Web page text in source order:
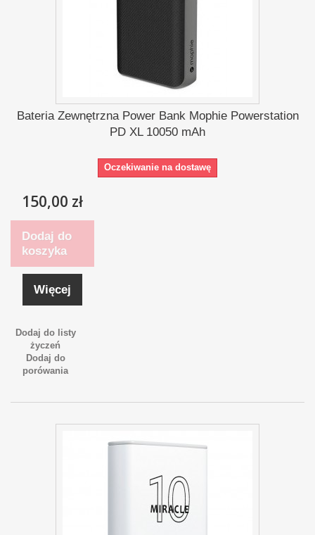
Bateria Zewnętrzna Power Bank Mophie Powerstation
PD XL 10050 mAh
Oczekiwanie na dostawę
150,00 zł
Dodaj do
koszyka
Więcej
Dodaj do listy
życzeń
Dodaj do
porówania